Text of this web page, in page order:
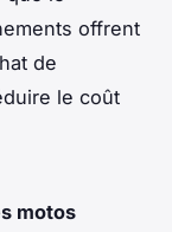
offrent
de
le coût
motos